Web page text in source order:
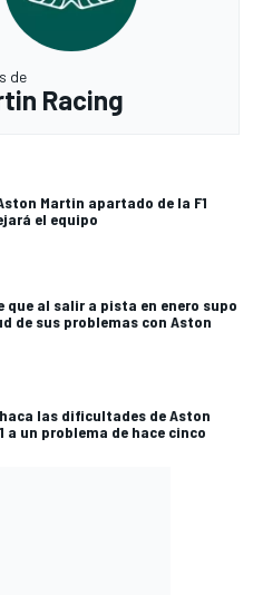
de
Racing
Martin apartado de la F1
el equipo
que al salir a pista en enero supo
de sus problemas con Aston
las dificultades de Aston
a un problema de hace cinco